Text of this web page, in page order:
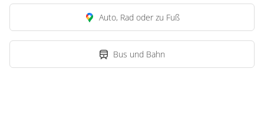
Auto, Rad oder zu Fuß
Bus und Bahn